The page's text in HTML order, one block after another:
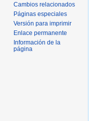
Cambios relacionados
Páginas especiales
Versión para imprimir
Enlace permanente
Información de la
página